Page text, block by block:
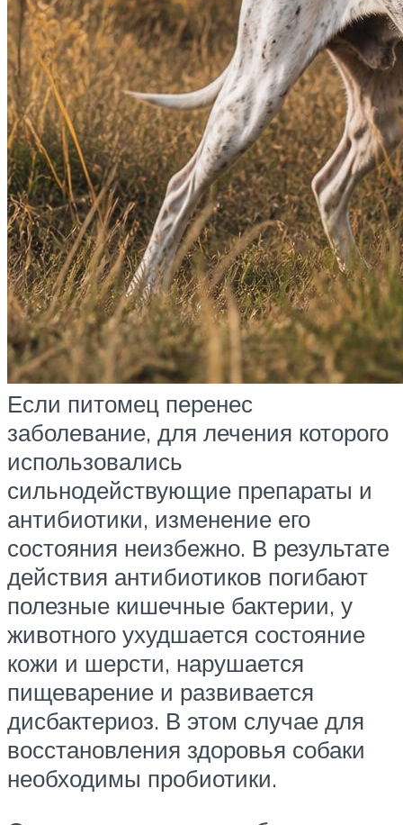
Если питомец перенес
заболевание, для лечения которого
использовались
сильнодействующие препараты и
антибиотики, изменение его
состояния неизбежно. В результате
действия антибиотиков погибают
полезные кишечные бактерии, у
животного ухудшается состояние
кожи и шерсти, нарушается
пищеварение и развивается
дисбактериоз. В этом случае для
восстановления здоровья собаки
необходимы пробиотики.